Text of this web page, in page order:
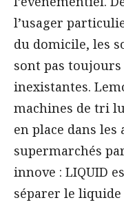
l’usager
du domicile, les
sont pas
inexistantes.
machines de tri
en place dans
supermarchés
innove : LIQUID
séparer le liquide